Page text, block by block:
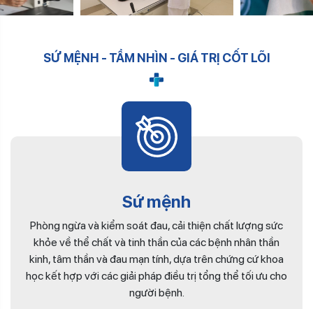
SỨ MỆNH - TẦM NHÌN - GIÁ TRỊ CỐT LÕI
Sứ mệnh
Phòng ngừa và kiểm soát đau, cải thiện chất lượng sức
khỏe về thể chất và tinh thần của các bệnh nhân thần
kinh, tâm thần và đau mạn tính, dựa trên chứng cứ khoa
học kết hợp với các giải pháp điều trị tổng thể tối ưu cho
người bệnh.